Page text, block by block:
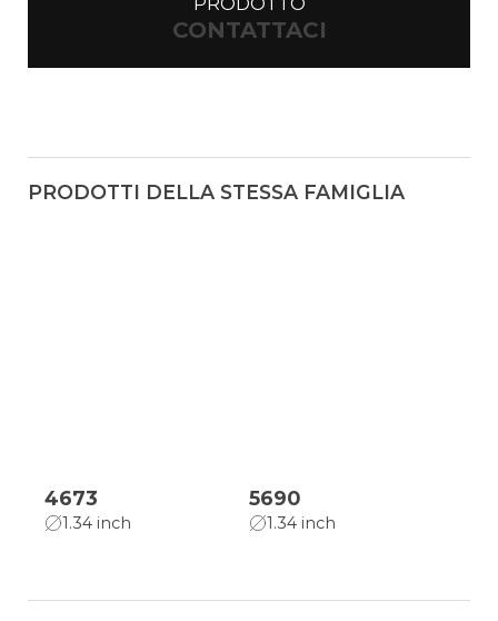
CONTATTACI
PRODOTTI DELLA STESSA FAMIGLIA
4673
1.34 inch
5690
1.34 inch